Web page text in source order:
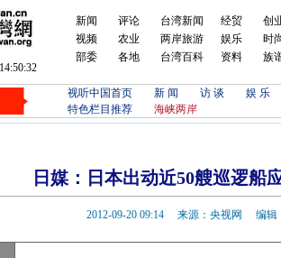
新闻
视频
部委
评论
农业
各地
台湾新闻
两岸旅游
台湾百科
经贸
娱乐
资料
创
时
族
视听中国首页 新 闻 访 谈
娱 乐
特色栏目推荐
海峡两岸
日媒：日本出动近50艘巡逻船
2012-09-20 09:14 来源：央视网 编辑